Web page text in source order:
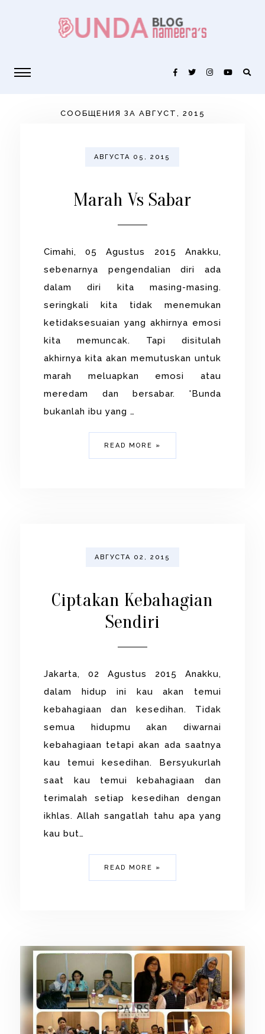
СООБЩЕНИЯ ЗА АВГУСТ, 2015
АВГУСТА 05, 2015
Marah Vs Sabar
Cimahi, 05 Agustus 2015 Anakku,
sebenarnya pengendalian diri ada
dalam diri kita masing-masing.
seringkali kita tidak menemukan
ketidaksesuaian yang akhirnya emosi
kita memuncak. Tapi disitulah
akhirnya kita akan memutuskan untuk
marah meluapkan emosi atau
meredam dan bersabar. 'Bunda
bukanlah ibu yang …
READ MORE »
АВГУСТА 02, 2015
Ciptakan Kebahagian
Sendiri
Jakarta, 02 Agustus 2015 Anakku,
dalam hidup ini kau akan temui
kebahagiaan dan kesedihan. Tidak
semua hidupmu akan diwarnai
kebahagiaan tetapi akan ada saatnya
kau temui kesedihan. Bersyukurlah
saat kau temui kebahagiaan dan
terimalah setiap kesedihan dengan
ikhlas. Allah sangatlah tahu apa yang
kau but…
READ MORE »